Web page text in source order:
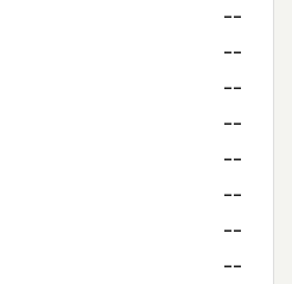
--
--
--
--
--
--
--
--